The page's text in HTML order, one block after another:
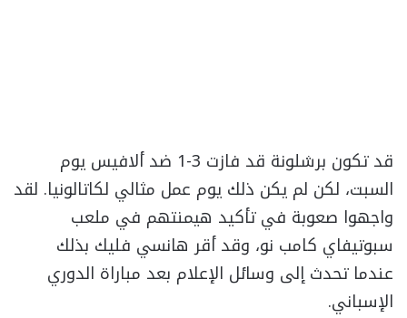
قد تكون برشلونة قد فازت 3-1 ضد ألافيس يوم
السبت، لكن لم يكن ذلك يوم عمل مثالي لكاتالونيا. لقد
واجهوا صعوبة في تأكيد هيمنتهم في ملعب
سبوتيفاي كامب نو، وقد أقر هانسي فليك بذلك
عندما تحدث إلى وسائل الإعلام بعد مباراة الدوري
الإسباني.